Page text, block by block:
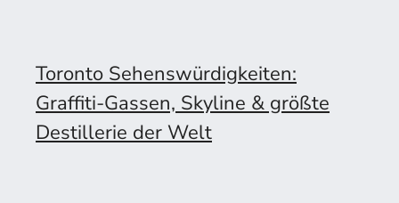
Toronto Sehenswürdigkeiten:
Graffiti-Gassen, Skyline & größte
Destillerie der Welt